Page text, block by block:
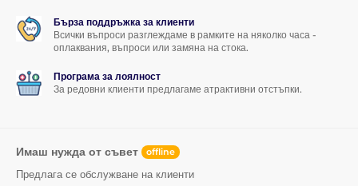
Бърза поддръжка за клиенти
Всички въпроси разглеждаме в рамките на няколко часа -
оплаквания, въпроси или замяна на стока.
Програма за лоялност
За редовни клиенти предлагаме атрактивни отстъпки.
Имаш нужда от съвет offline
Предлага се обслужване на клиенти